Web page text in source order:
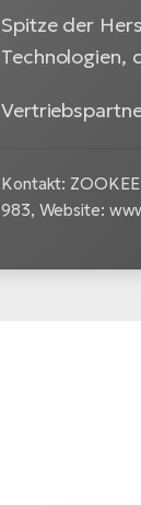
Spitze der
Technologien,
Kontakt: ZOOKEE
983, Website: